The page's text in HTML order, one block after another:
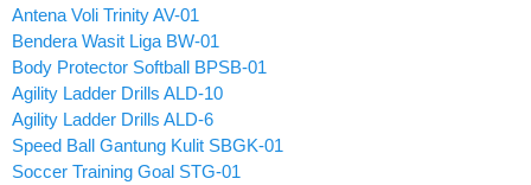
Antena Voli Trinity AV-01
Bendera Wasit Liga BW-01
Body Protector Softball BPSB-01
Agility Ladder Drills ALD-10
Agility Ladder Drills ALD-6
Speed Ball Gantung Kulit SBGK-01
Soccer Training Goal STG-01